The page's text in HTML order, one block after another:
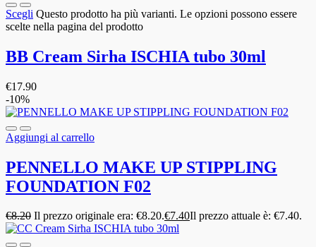
Scegli Questo prodotto ha più varianti. Le opzioni possono essere
scelte nella pagina del prodotto
BB Cream Sirha ISCHIA tubo 30ml
€17.90
-10%
Aggiungi al carrello
PENNELLO MAKE UP STIPPLING
FOUNDATION F02
€8.20 Il prezzo originale era: €8.20.€7.40Il prezzo attuale è: €7.40.